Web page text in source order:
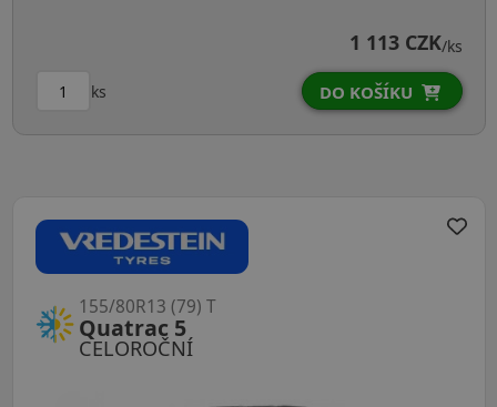
1 113 CZK/ks
ks DO KOŠÍKU
CELOROČNÍ
Quatrac 5
155/80R13 (79) T